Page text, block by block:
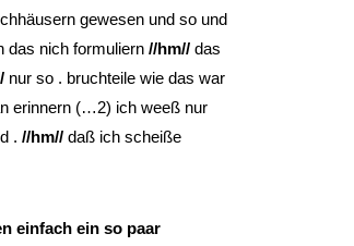
gewesen und so und
das nich formuliern //hm// das
nur so . bruchteile wie das war
erinnern (…2) ich weeß nur
. //hm// daß ich scheiße
einfach ein so paar